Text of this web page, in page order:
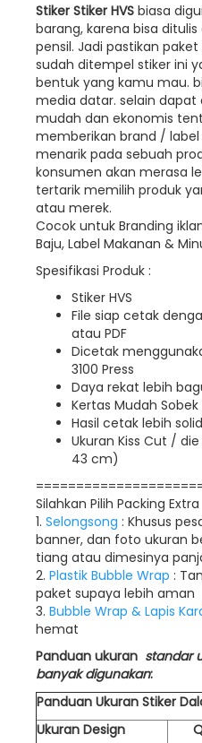
Stiker Stiker HVS biasa
barang, karena bisa
pensil. Jadi pastikan
sudah ditempel stiker ini
bentuk yang kamu mau.
media datar. selain dapat
mudah dan ekonomis
memberikan brand /
menarik pada sebuah
konsumen akan merasa
tertarik memilih produk
atau merek.
Cocok untuk Branding
Baju, Label Makanan &
Spesifikasi Produk :
Stiker HVS
File siap cetak
atau PDF
Dicetak
3100 Press
Daya rekat lebih
Kertas Mudah
Hasil cetak lebih solid
Ukuran Kiss Cut /
43 cm)
Silahkan Pilih Packing Extra
1. Selongsong : Khusus
banner, dan foto ukuran
tiang atau dimesinya
2. Plastik Bubble Wrap :
paket supaya lebih aman
3. Bubble Wrap & Lapis
hemat
Panduan ukuran standar
banyak digunakan:
Panduan Ukuran Stiker
Ukuran Design